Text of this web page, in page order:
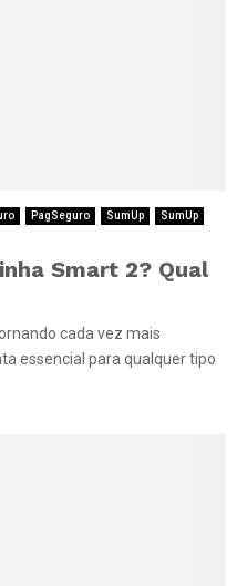
PagSeguro SumUp
SumUp
Smart 2? Qual
cada vez mais
essencial para qualquer tipo